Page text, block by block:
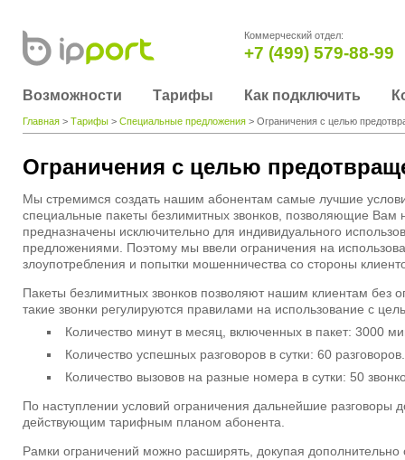
Коммерческий отдел:
+7 (499) 579-88-99
Возможности Тарифы Как подключить
Главная > Тарифы > Специальные предложения > Ограничения с целью
Ограничения с целью
Мы стремимся создать нашим абонентам самые лучшие
специальные пакеты безлимитных звонков, позволяющие Вам
предназначены исключительно для индивидуального
предложениями. Поэтому мы ввели ограничения на
злоупотребления и попытки мошенничества со стороны
Пакеты безлимитных звонков позволяют нашим клиентам без
такие звонки регулируются правилами на использование с
Количество минут в месяц, включенных в пакет: 3000
Количество успешных разговоров в сутки: 60 разговоров.
Количество вызовов на разные номера в сутки: 50
По наступлении условий ограничения дальнейшие разговоры
действующим тарифным планом абонента.
Рамки ограничений можно расширять, докупая